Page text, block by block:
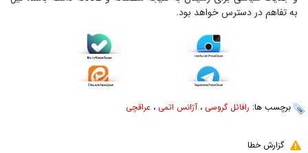
به تفاهم در دسترس خواهد بود.
برچسب ها: رافائل گروسی ، آژانس اتمی ، عراقچی
گزارش خطا